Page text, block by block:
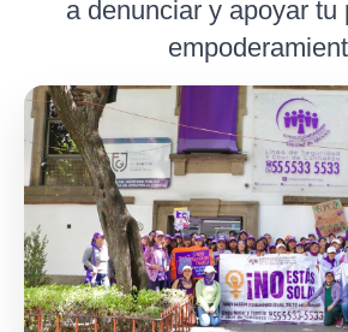
a denunciar y apoyar tu